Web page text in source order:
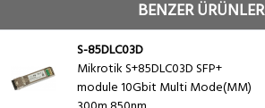
BENZER ÜRÜNLER
S-85DLC03D
Mikrotik S+85DLC03D SFP+
module 10Gbit Multi Mode(MM)